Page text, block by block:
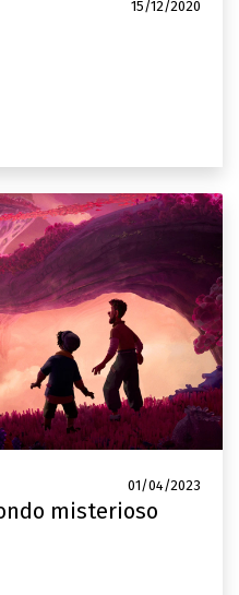
15/12/2020
01/04/2023
misterioso